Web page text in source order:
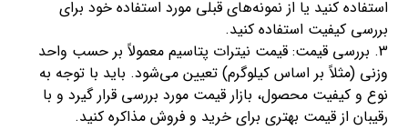
استفاده کنید یا از نمونه‌های قبلی مورد استفاده خود برای
بررسی کیفیت استفاده کنید.
3. بررسی قیمت: قیمت نیترات پتاسیم معمولاً بر حسب واحد
وزنی (مثلاً بر اساس کیلوگرم) تعیین می‌شود. باید با توجه به
نوع و کیفیت محصول، بازار قیمت مورد بررسی قرار گیرد و با
رقیبان از قیمت بهتری برای خرید و فروش مذاکره کنید.